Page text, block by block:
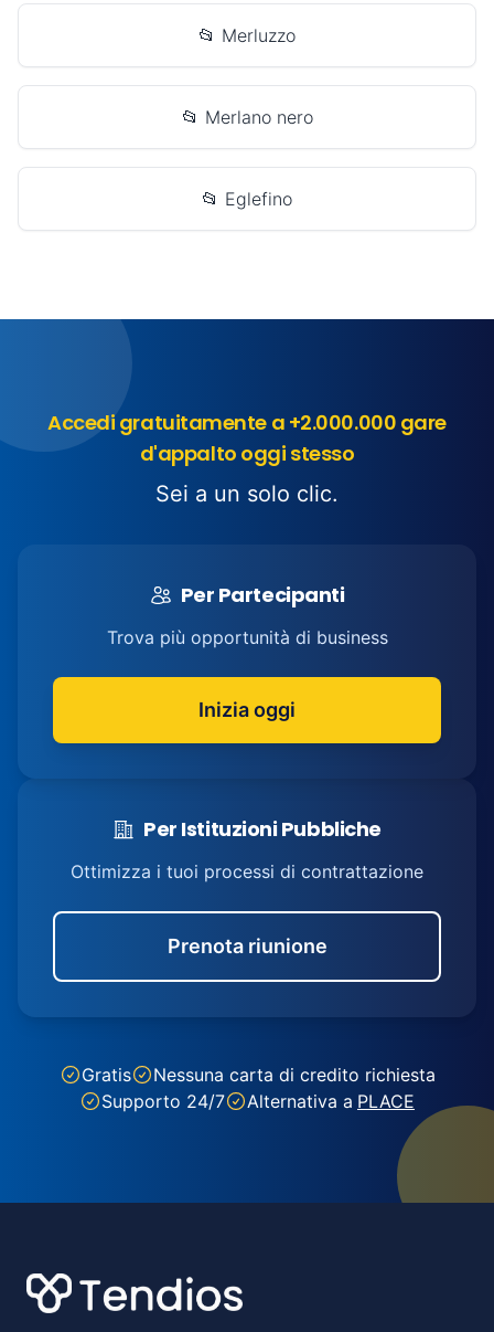
📂 Merluzzo
📂 Merlano nero
📂 Eglefino
Accedi gratuitamente a +2.000.000 gare
d'appalto oggi stesso
Sei a un solo clic.
Per Partecipanti
Trova più opportunità di business
Inizia oggi
Per Istituzioni Pubbliche
Ottimizza i tuoi processi di contrattazione
Prenota riunione
Gratis
Nessuna carta di credito richiesta
Supporto 24/7
Alternativa a PLACE